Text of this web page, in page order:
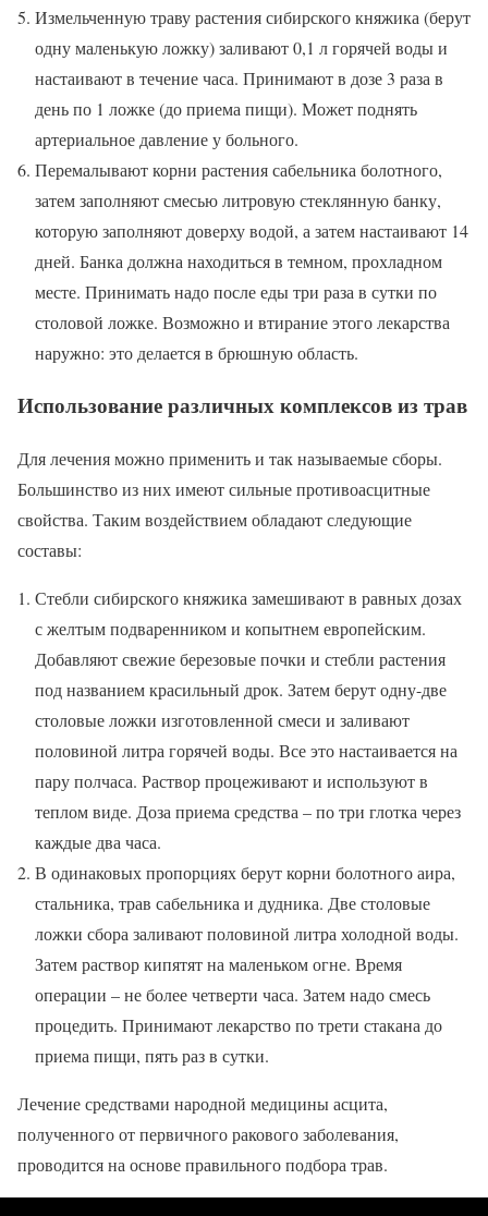
Измельченную траву растения сибирского княжика (берут
одну маленькую ложку) заливают 0,1 л горячей воды и
настаивают в течение часа. Принимают в дозе 3 раза в
день по 1 ложке (до приема пищи). Может поднять
артериальное давление у больного.
Перемалывают корни растения сабельника болотного,
затем заполняют смесью литровую стеклянную банку,
которую заполняют доверху водой, а затем настаивают 14
дней. Банка должна находиться в темном, прохладном
месте. Принимать надо после еды три раза в сутки по
столовой ложке. Возможно и втирание этого лекарства
наружно: это делается в брюшную область.
Использование различных комплексов из трав
Для лечения можно применить и так называемые сборы.
Большинство из них имеют сильные противоасцитные
свойства. Таким воздействием обладают следующие
составы:
Стебли сибирского княжика замешивают в равных дозах
с желтым подваренником и копытнем европейским.
Добавляют свежие березовые почки и стебли растения
под названием красильный дрок. Затем берут одну-две
столовые ложки изготовленной смеси и заливают
половиной литра горячей воды. Все это настаивается на
пару полчаса. Раствор процеживают и используют в
теплом виде. Доза приема средства – по три глотка через
каждые два часа.
В одинаковых пропорциях берут корни болотного аира,
стальника, трав сабельника и дудника. Две столовые
ложки сбора заливают половиной литра холодной воды.
Затем раствор кипятят на маленьком огне. Время
операции – не более четверти часа. Затем надо смесь
процедить. Принимают лекарство по трети стакана до
приема пищи, пять раз в сутки.
Лечение средствами народной медицины асцита,
полученного от первичного ракового заболевания,
проводится на основе правильного подбора трав.